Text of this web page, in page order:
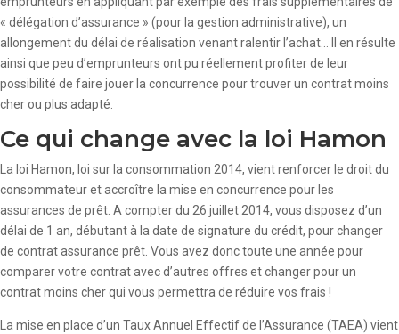
« délégation d’assurance » (pour la gestion administrative), un
allongement du délai de réalisation venant ralentir l’achat… Il en résulte
ainsi que peu d’emprunteurs ont pu réellement profiter de leur
possibilité de faire jouer la concurrence pour trouver un contrat moins
cher ou plus adapté.
Ce qui change avec la loi Hamon
La loi Hamon, loi sur la consommation 2014, vient renforcer le droit du
consommateur et accroître la mise en concurrence pour les
assurances de prêt. A compter du 26 juillet 2014, vous disposez d’un
délai de 1 an, débutant à la date de signature du crédit, pour changer
de contrat assurance prêt. Vous avez donc toute une année pour
comparer votre contrat avec d’autres offres et changer pour un
contrat moins cher qui vous permettra de réduire vos frais !
La mise en place d’un Taux Annuel Effectif de l’Assurance (TAEA) vient